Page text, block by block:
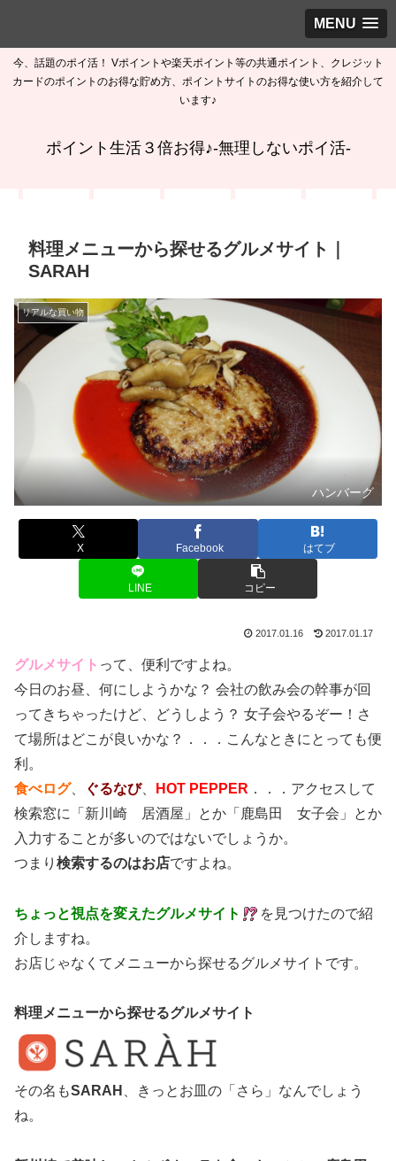
MENU
今、話題のポイ活！ Vポイントや楽天ポイント等の共通ポイント、クレジット
カードのポイントのお得な貯め方、ポイントサイトのお得な使い方を紹介して
います♪
ポイント生活３倍お得♪-無理しないポイ活-
料理メニューから探せるグルメサイト｜
SARAH
リアルな買い物
ハンバーグ
X Facebook はてブ
LINE コピー
2017.01.16 2017.01.17
グルメサイト って、便利ですよね。
今日のお昼、何にしようかな？ 会社の飲み会の幹事が回
ってきちゃったけど、どうしよう？ 女子会やるぞー！さ
て場所はどこが良いかな？．．．こんなときにとっても便
利。
食べログ、 ぐるなび、 HOT PEPPER ．．．アクセスして
検索窓に「新川崎 居酒屋」とか「鹿島田 女子会」とか
入力することが多いのではないでしょうか。
つまり 検索するのはお店ですよね。
ちょっと視点を変えたグルメサイト
を見つけたので紹
介しますね。
お店じゃなくてメニューから探せるグルメサイトです。
料理メニューから探せるグルメサイト
その名もSARAH
、きっとお皿の「さら」なんでしょう
ね。